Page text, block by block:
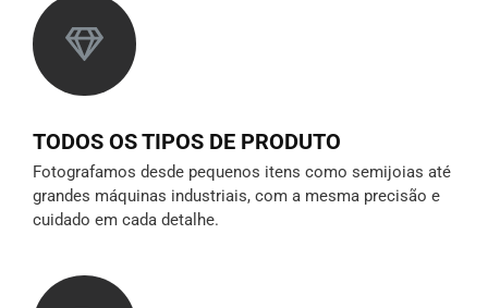
TODOS OS TIPOS DE PRODUTO
Fotografamos desde pequenos itens como semijoias até
grandes máquinas industriais, com a mesma precisão e
cuidado em cada detalhe.